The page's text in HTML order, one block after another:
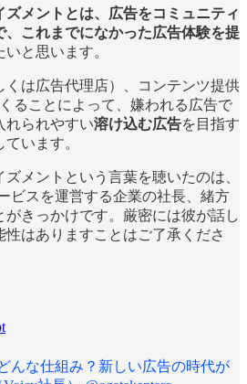
ズメントとは、広告をコミュニティ
、これまでになかった広告体験を提
と思います。
くは広告代理店）、コンテンツ提供
ることによって、嫌われる広告で
れられやすい溶け込む広告を目指す
います。
メントという言葉を聴いたのは、
ビスを運営する企業の社長、緒方
がきっかけです。厳密には彼が話し
はありますことはご了承くださ
んな仕組み？新しい広告の時代が